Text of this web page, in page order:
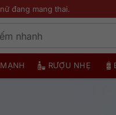
đang mang thai.
RƯỢU NHẸ